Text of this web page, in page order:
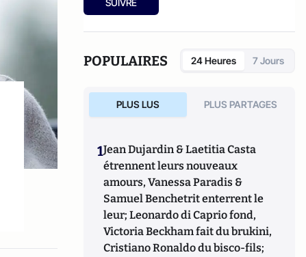
SUIVRE
POPULAIRES 24 Heures 7 Jours
PLUS LUS PLUS PARTAGES
1Jean Dujardin & Laetitia Casta
étrennent leurs nouveaux
amours, Vanessa Paradis &
Samuel Benchetrit enterrent le
leur; Leonardo di Caprio fond,
Victoria Beckham fait du brukini,
Cristiano Ronaldo du bisco-fils;